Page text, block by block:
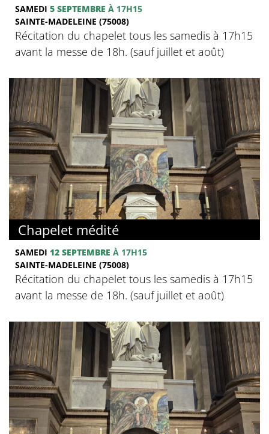
SAMEDI 5 SEPTEMBRE À 17H15
SAINTE-MADELEINE (75008)
Récitation du chapelet tous les samedis à 17h15
avant la messe de 18h. (sauf juillet et août)
Chapelet médité
SAMEDI 12 SEPTEMBRE À 17H15
SAINTE-MADELEINE (75008)
Récitation du chapelet tous les samedis à 17h15
avant la messe de 18h. (sauf juillet et août)